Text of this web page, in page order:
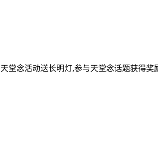
堂念活动送长明灯,参与天堂念话题获得奖